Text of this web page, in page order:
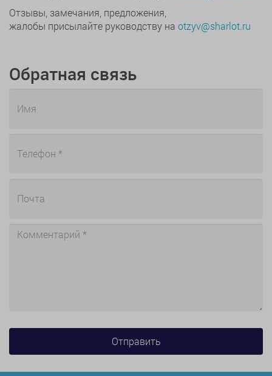
Отзывы, замечания, предложения,
жалобы присылайте руководству на otzyv@sharlot.ru
Обратная связь